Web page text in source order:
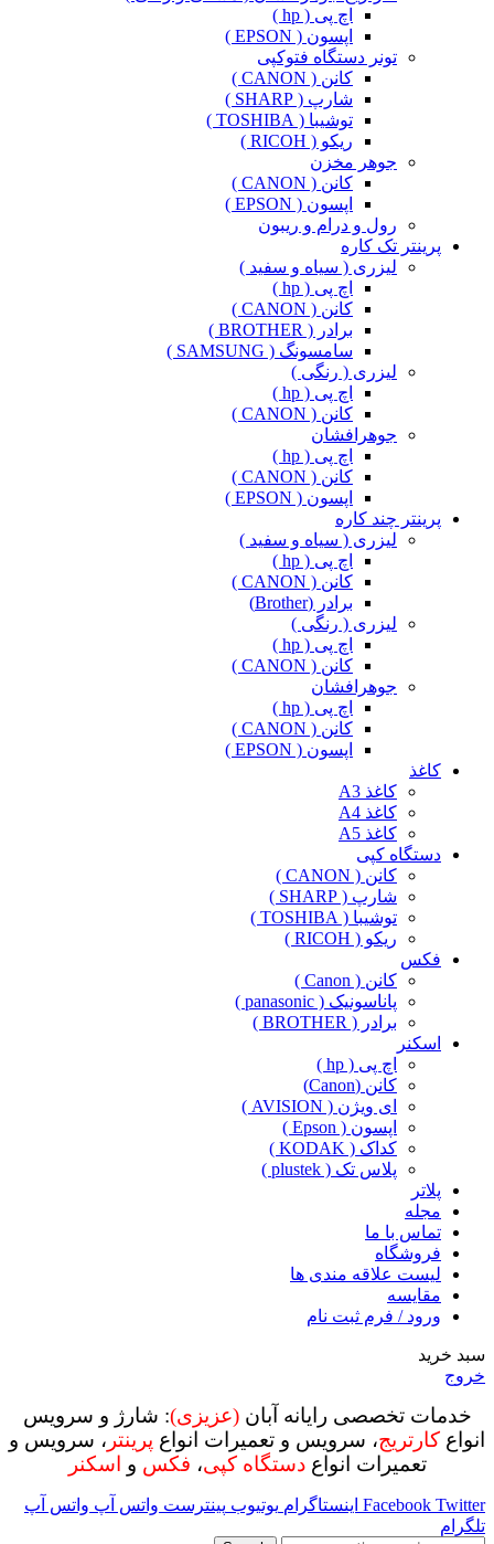
اچ پی ( hp )
اپسون ( EPSON )
تونر دستگاه فتوکپی
کانن ( CANON )
شارپ ( SHARP )
توشیبا ( TOSHIBA )
ریکو ( RICOH )
جوهر مخزن
کانن ( CANON )
اپسون ( EPSON )
رول و درام و ریبون
پرینتر تک کاره
لیزری ( سیاه و سفید )
اچ پی ( hp )
کانن ( CANON )
برادر ( BROTHER )
سامسونگ ( SAMSUNG )
لیزری ( رنگی )
اچ پی ( hp )
کانن ( CANON )
جوهرافشان
اچ پی ( hp )
کانن ( CANON )
اپسون ( EPSON )
پرینتر چند کاره
لیزری ( سیاه و سفید )
اچ پی ( hp )
کانن ( CANON )
برادر (Brother)
لیزری ( رنگی )
اچ پی ( hp )
کانن ( CANON )
جوهرافشان
اچ پی ( hp )
کانن ( CANON )
اپسون ( EPSON )
کاغذ
کاغذ A3
کاغذ A4
کاغذ A5
دستگاه کپی
کانن ( CANON )
شارپ ( SHARP )
توشیبا ( TOSHIBA )
ریکو ( RICOH )
فکس
کانن ( Canon )
پاناسونیک ( panasonic )
برادر ( BROTHER )
اسکنر
اچ پی ( hp )
کانن (Canon)
ای ویژن ( AVISION )
اپسون ( Epson )
کداک ( KODAK )
پلاس تک ( plustek )
پلاتر
مجله
تماس با ما
فروشگاه
لیست علاقه مندی ها
مقایسه
ورود / فرم ثبت نام
سبد خرید
خروج
خدمات تخصصی رایانه آبان (عزیزی): شارژ و سرویس
انواع کارتریج، سرویس و تعمیرات انواع پرینتر ، سرویس و
تعمیرات انواعدستگاه کپی، فکس و اسکنر
Facebook Twitter اینستاگرام یوتیوب پینترست واتس آپ واتس آپ
تلگرام